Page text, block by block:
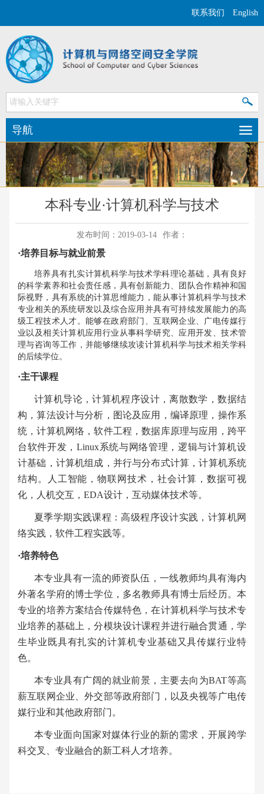
联系我们 English
导航
本科专业·计算机科学与技术
发布时间：2019-03-14 作者：
·培养目标与就业前景
培养具有扎实计算机科学与技术学科理论基础，具有良好
的科学素养和社会责任感，具有创新能力、团队合作精神和国
际视野，具有系统的计算思维能力，能从事计算机科学与技术
专业相关的系统研发以及综合应用并具有可持续发展能力的高
级工程技术人才。能够在政府部门、互联网企业、广电传媒行
业以及相关计算机应用行业从事科学研究、应用开发、技术管
理与咨询等工作，并能够继续攻读计算机科学与技术相关学科
的后续学位。
·主干课程
计算机导论，计算机程序设计，离散数学，数据结
构，算法设计与分析，图论及应用， 编译原理，操作系
统，计算机网络，软件工程，数据库原理与应用，跨平
台软件开发， Linux系统与网络管理，逻辑与计算机设
计基础， 计算机组成， 并行与分布式计算，计算机系统
结构。人工智能，物联网技术，社会计算，数据可视
化，人机交互， EDA设计，互动媒体技术等。
夏季学期实践课程：高级程序设计实践，计算机网
络实践，软件工程实践等。
·培养特色
本专业具有一流的师资队伍，一线教师均具有海内
外著名学府的博士学位，多名教师具有博士后经历。本
专业的培养方案结合传媒特色，在计算机科学与技术专
业培养的基础上，分模块设计课程并进行融合贯通，学
生毕业既具有扎实的计算机专业基础又具传媒行业特
色。
本专业具有广阔的就业前景，主要去向为BAT等高
薪互联网企业、外交部等政府部门，以及央视等广电传
媒行业和其他政府部门。
本专业面向国家对媒体行业的新的需求，开展跨学
科交叉、专业融合的新工科人才培养。